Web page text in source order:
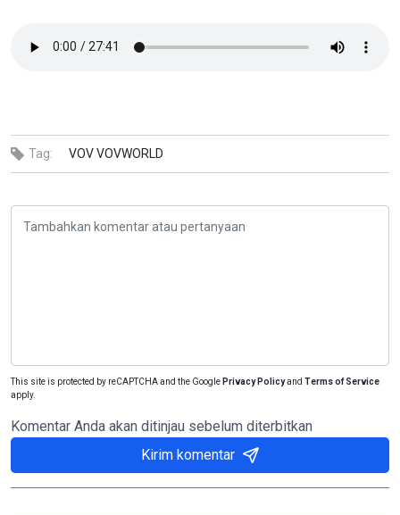
Tag: VOVVOVWORLD
This site is protected by reCAPTCHA and the Google Privacy Policyand Terms of Service
apply.
Komentar Anda akan ditinjau sebelum diterbitkan
Kirim komentar